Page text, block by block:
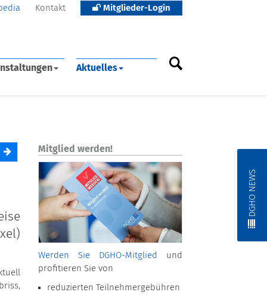
Kontakt Mitglieder-Login
Aktuelles
DGHO NEWS
Mitglied werden!
Werden Sie DGHO-Mitglied
und
profitieren Sie von
reduzierten Teilnehmergebühren